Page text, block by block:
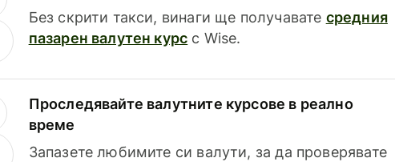
Без скрити такси, винаги ще получавате средния
пазарен валутен курс с Wise.
Проследявайте валутните курсове в реално
време
Запазете любимите си валути, за да проверявате